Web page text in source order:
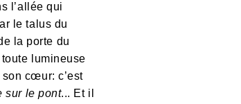
l’allée qui
le talus du
la porte du
lumineuse
cœur: c’est
sur le pont... Et il